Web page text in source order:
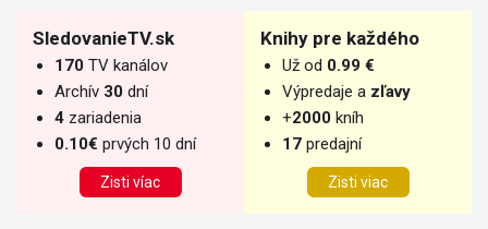
SledovanieTV.sk
170 TV kanálov
Archív 30 dní
4 zariadenia
0.10€ prvých 10 dní
Zisti víac
Knihy pre každého
Už od 0.99 €
Výpredaje a zľavy
+2000 kníh
17 predajní
Zisti viac